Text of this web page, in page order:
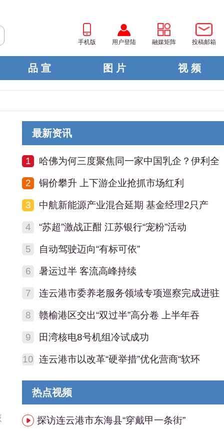
手机版 用户登陆 融媒矩阵 投稿邮箱
品 宣 图 片 视 频
最新资讯
1 哈佛为何三度聚焦同一家中国乳企？伊利全
2 铜价攀升 上下游企业抢抓市场红利
3 中航新能源产业混合延期 基金经理2只产
4 “苏超”激战正酣 江苏银行“宠粉”活动
5 自动驾驶迈向“有标可依”
6 暑运过半 客流高峰持续
7 连云港市委养老服务领域专项巡察完成进驻
8 赣榆港区交出“双过半”高分卷 上半年吞
9 田湾核电8号机组冷试成功
10 连云港市以改革“硬举措”优化营商“软环
热点视频
探访连云港市东海县“穿戴甲一条街”